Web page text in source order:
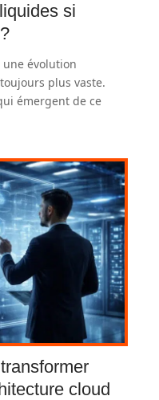
si
évolution
plus vaste.
émergent de ce
cloud